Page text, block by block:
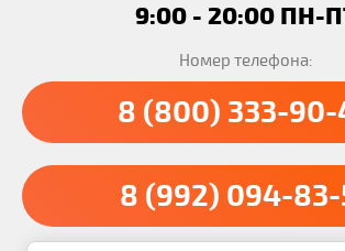
9:00 - 20:00 ПН-
Номер телефона:
8 (800) 333-
8 (992) 094-83-